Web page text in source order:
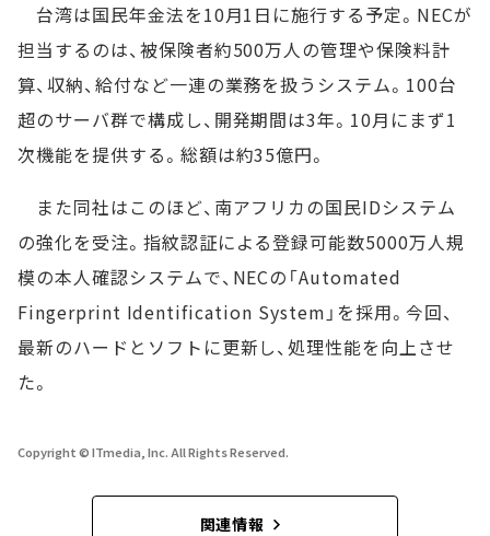
台湾は国民年金法を10月1日に施行する予定。NECが
担当するのは、被保険者約500万人の管理や保険料計
算、収納、給付など一連の業務を扱うシステム。100台
超のサーバ群で構成し、開発期間は3年。10月にまず1
次機能を提供する。総額は約35億円。
また同社はこのほど、南アフリカの国民IDシステム
の強化を受注。指紋認証による登録可能数5000万人規
模の本人確認システムで、NECの「Automated
Fingerprint Identification System」を採用。今回、
最新のハードとソフトに更新し、処理性能を向上させ
た。
Copyright © ITmedia, Inc. All Rights Reserved.
関連情報